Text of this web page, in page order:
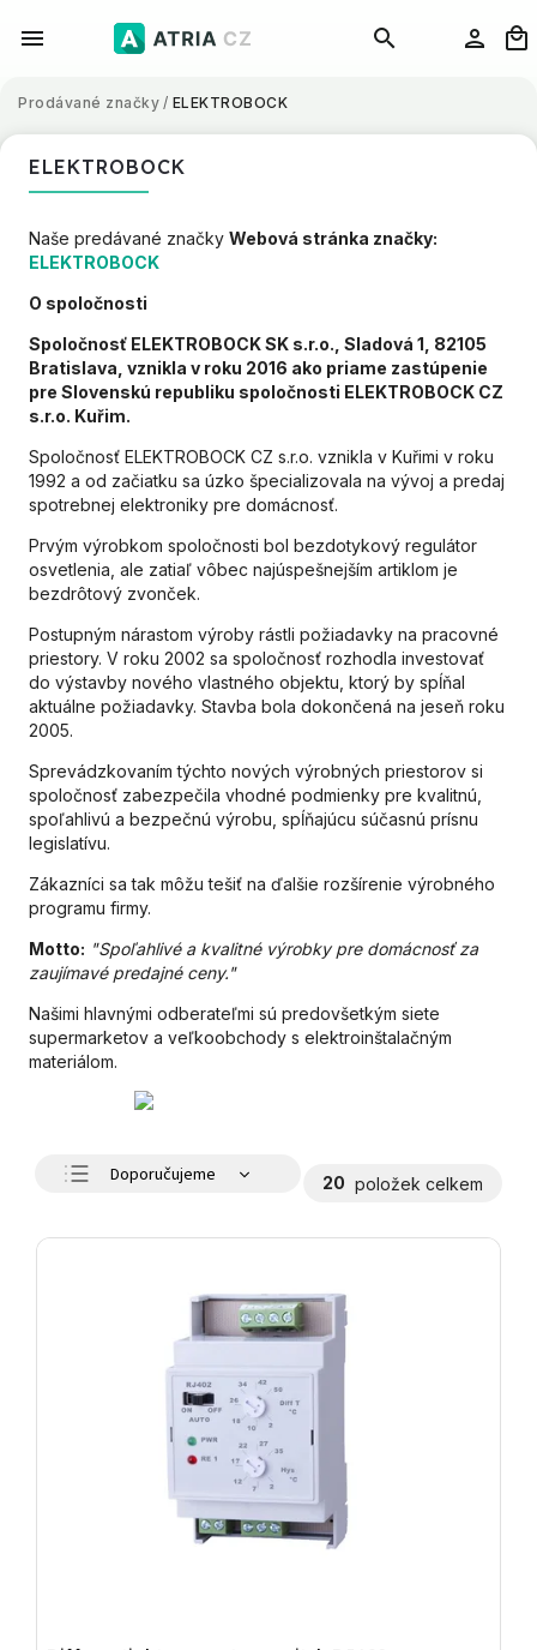
Prodávané značky / ELEKTROBOCK
ELEKTROBOCK
Naše predávané značky Webová stránka značky:
ELEKTROBOCK
O spoločnosti
Spoločnosť ELEKTROBOCK SK s.r.o., Sladová 1, 82105
Bratislava, vznikla v roku 2016 ako priame zastúpenie
pre Slovenskú republiku spoločnosti ELEKTROBOCK CZ
s.r.o. Kuřim.
Spoločnosť ELEKTROBOCK CZ s.r.o. vznikla v Kuřimi v roku
1992 a od začiatku sa úzko špecializovala na vývoj a predaj
spotrebnej elektroniky pre domácnosť.
Prvým výrobkom spoločnosti bol bezdotykový regulátor
osvetlenia, ale zatiaľ vôbec najúspešnejším artiklom je
bezdrôtový zvonček.
Postupným nárastom výroby rástli požiadavky na pracovné
priestory. V roku 2002 sa spoločnosť rozhodla investovať
do výstavby nového vlastného objektu, ktorý by spĺňal
aktuálne požiadavky. Stavba bola dokončená na jeseň roku
2005.
Sprevádzkovaním týchto nových výrobných priestorov si
spoločnosť zabezpečila vhodné podmienky pre kvalitnú,
spoľahlivú a bezpečnú výrobu, spĺňajúcu súčasnú prísnu
legislatívu.
Zákazníci sa tak môžu tešiť na ďalšie rozšírenie výrobného
programu firmy.
Motto: "Spoľahlivé a kvalitné výrobky pre domácnosť za
zaujímavé predajné ceny."
Našimi hlavnými odberateľmi sú predovšetkým siete
supermarketov a veľkoobchody s elektroinštalačným
materiálom.
Doporučujeme
Nejprodávanější
20 položek celkem